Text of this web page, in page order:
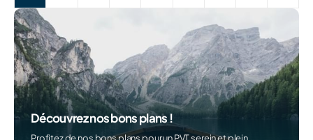
Découvrez nos bons plans !